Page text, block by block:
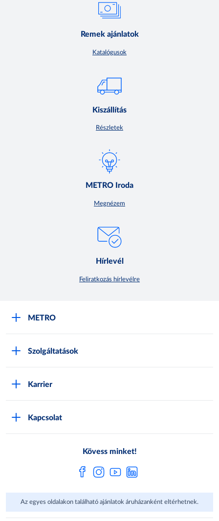
Remek ajánlatok
Katalógusok
Kiszállítás
Részletek
METRO Iroda
Megnézem
Hírlevél
Feliratkozás hírlevélre
METRO
Szolgáltatások
Karrier
Kapcsolat
Kövess minket!
Az egyes oldalakon található ajánlatok áruházanként eltérhetnek.